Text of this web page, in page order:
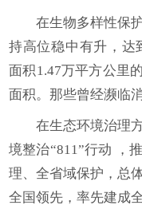
在生物多样性保
持高位稳中有升，达
面积1.47万平方公里
面积。那些曾经濒临
在生态环境治理
境整治“811”行动 ，
理、全省域保护，总
全国领先，率先建成